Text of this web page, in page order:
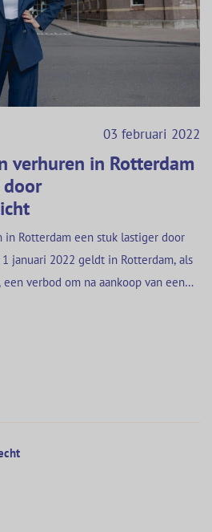
03 februari 2022
verhuren in Rotterdam
in Rotterdam een stuk lastiger door
januari 2022 geldt in Rotterdam, als
verbod om na aankoop van een
vergunning, ook wel de
De intentie van de gemeente is